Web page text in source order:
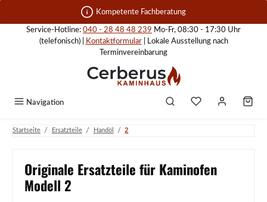
Zum Hauptinhalt springen Kompetente Fachberatung
Service-Hotline: 040 - 28 48 48 239 Mo-Fr, 08:30 - 17:30 Uhr
(telefonisch) |
Kontaktformular| Lokale Ausstellung nach
Terminvereinbarung
Navigation
Startseite / Ersatzteile / Handöl / 2
Originale Ersatzteile für Kaminofen
Modell 2